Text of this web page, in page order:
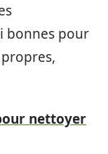
bonnes pour
nettoyer